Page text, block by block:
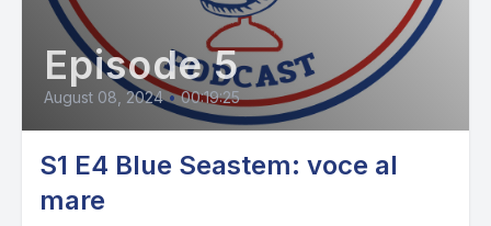
Episode 5
August 08, 2024 • 00:19:25
S1 E4 Blue Seastem: voce al
mare